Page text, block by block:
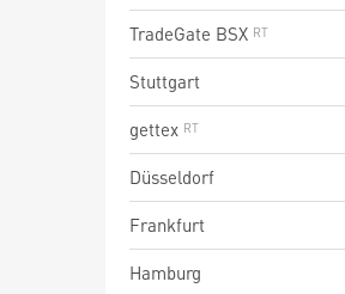
TradeGate BSX
Stuttgart
gettex
Düsseldorf
Frankfurt
Hamburg